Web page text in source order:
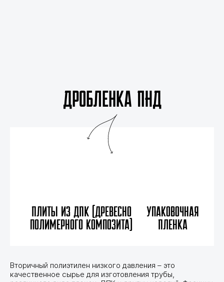
Дробленка ПНД
Плиты из ДПК (древесно
полимерного композита)
Упаковочная
Пленка
Вторичный полиэтилен низкого давления – это
качественное сырье для изготовления трубы,